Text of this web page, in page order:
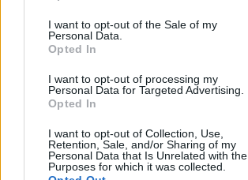
I want to opt-out of the Sale of my
Personal Data.
Opted In
I want to opt-out of processing my
Personal Data for Targeted Advertising.
Opted In
I want to opt-out of Collection, Use,
Retention, Sale, and/or Sharing of my
Personal Data that Is Unrelated with the
Purposes for which it was collected.